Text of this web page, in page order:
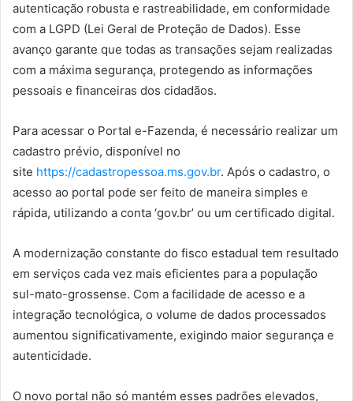
autenticação robusta e rastreabilidade, em conformidade
com a LGPD (Lei Geral de Proteção de Dados). Esse
avanço garante que todas as transações sejam realizadas
com a máxima segurança, protegendo as informações
pessoais e financeiras dos cidadãos.
Para acessar o Portal e-Fazenda, é necessário realizar um
cadastro prévio, disponível no
site https://cadastropessoa.ms.gov.br. Após o cadastro, o
acesso ao portal pode ser feito de maneira simples e
rápida, utilizando a conta ‘gov.br’ ou um certificado digital.
A modernização constante do fisco estadual tem resultado
em serviços cada vez mais eficientes para a população
sul-mato-grossense. Com a facilidade de acesso e a
integração tecnológica, o volume de dados processados
aumentou significativamente, exigindo maior segurança e
autenticidade.
O novo portal não só mantém esses padrões elevados,